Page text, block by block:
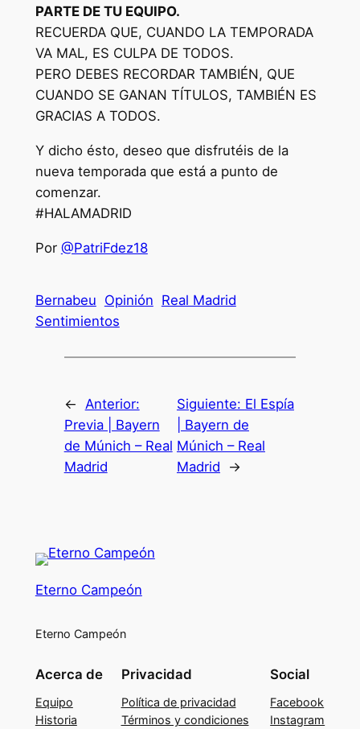
PARTE DE TU EQUIPO.
RECUERDA QUE, CUANDO LA TEMPORADA
VA MAL, ES CULPA DE TODOS.
PERO DEBES RECORDAR TAMBIÉN, QUE
CUANDO SE GANAN TÍTULOS, TAMBIÉN ES
GRACIAS A TODOS.
Y dicho ésto, deseo que disfrutéis de la
nueva temporada que está a punto de
comenzar.
#HALAMADRID
Por @PatriFdez18
Bernabeu Opinión Real Madrid
Sentimientos
← Anterior:
Previa | Bayern
de Múnich – Real
Madrid
Siguiente: El Espía
| Bayern de
Múnich – Real
Madrid
→
Eterno Campeón
Eterno Campeón
Acerca de
Equipo
Historia
Privacidad
Política de privacidad
Términos y condiciones
Social
Facebook
Instagram